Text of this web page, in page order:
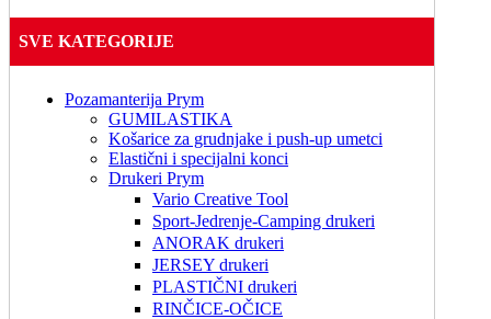
SVE KATEGORIJE
Pozamanterija Prym
GUMILASTIKA
Košarice za grudnjake i push-up umetci
Elastični i specijalni konci
Drukeri Prym
Vario Creative Tool
Sport-Jedrenje-Camping drukeri
ANORAK drukeri
JERSEY drukeri
PLASTIČNI drukeri
RINČICE-OČICE